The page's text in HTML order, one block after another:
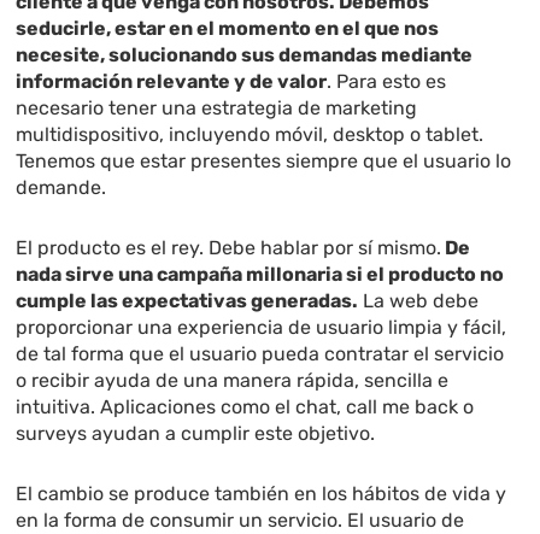
seducirle, estar en el momento en el que nos
necesite, solucionando sus demandas mediante
información relevante y de valor. Para esto es
necesario tener una estrategia de marketing
multidispositivo, incluyendo móvil, desktop o tablet.
Tenemos que estar presentes siempre que el usuario lo
demande.
El producto es el rey. Debe hablar por sí mismo. De
nada sirve una campaña millonaria si el producto no
cumple las expectativas generadas. La web debe
proporcionar una experiencia de usuario limpia y fácil,
de tal forma que el usuario pueda contratar el servicio
o recibir ayuda de una manera rápida, sencilla e
intuitiva. Aplicaciones como el chat, call me back o
surveys ayudan a cumplir este objetivo.
El cambio se produce también en los hábitos de vida y
en la forma de consumir un servicio. El usuario de